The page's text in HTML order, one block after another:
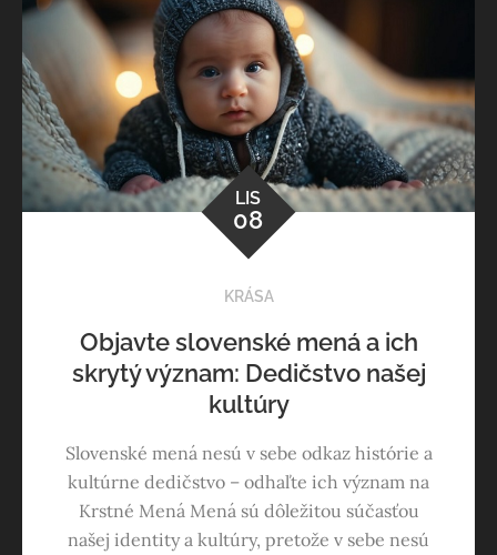
LIS
08
KRÁSA
Objavte slovenské mená a ich
skrytý význam: Dedičstvo našej
kultúry
Slovenské mená nesú v sebe odkaz histórie a
kultúrne dedičstvo – odhaľte ich význam na
Krstné Mená Mená sú dôležitou súčasťou
našej identity a kultúry, pretože v sebe nesú